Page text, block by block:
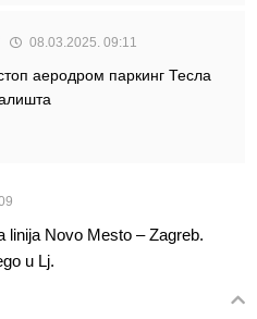
08.03.2025. 09:11
аеродром паркинг Тесла
linija Novo Mesto – Zagreb.
u Lj.